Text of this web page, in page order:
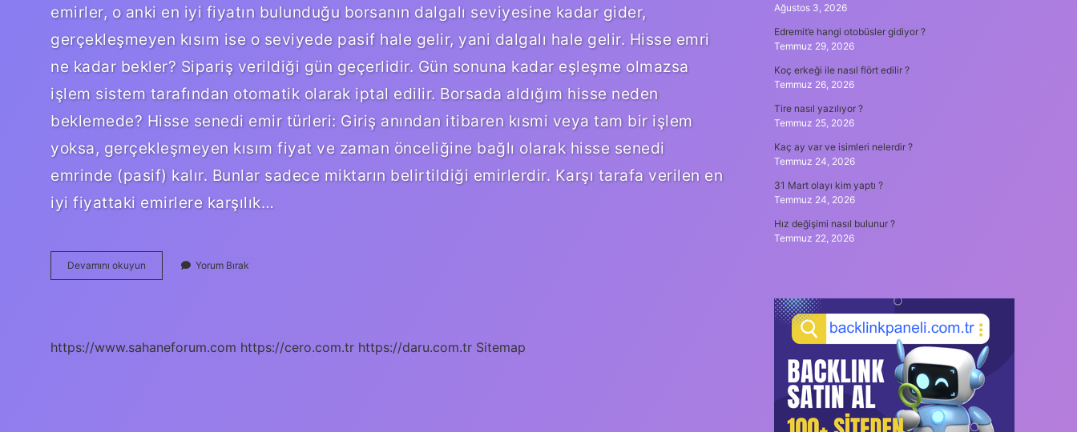
emirler, o anki en iyi fiyatın bulunduğu borsanın dalgalı seviyesine kadar gider,
gerçekleşmeyen kısım ise o seviyede pasif hale gelir, yani dalgalı hale gelir. Hisse emri
ne kadar bekler? Sipariş verildiği gün geçerlidir. Gün sonuna kadar eşleşme olmazsa
işlem sistem tarafından otomatik olarak iptal edilir. Borsada aldığım hisse neden
beklemede? Hisse senedi emir türleri: Giriş anından itibaren kısmi veya tam bir işlem
yoksa, gerçekleşmeyen kısım fiyat ve zaman önceliğine bağlı olarak hisse senedi
emrinde (pasif) kalır. Bunlar sadece miktarın belirtildiği emirlerdir. Karşı tarafa verilen en
iyi fiyattaki emirlere karşılık…
Devamını okuyun
Alış
Yorum Bırak
https://www.sahaneforum.com https://cero.com.tr https://daru.com.tr Sitemap
Ağustos 3, 2026
Edremit’e hangi otobüsler gidiyor ?
Temmuz 29, 2026
Koç erkeği ile nasıl flört edilir ?
Temmuz 26, 2026
Tire nasıl yazılıyor ?
Temmuz 25, 2026
Kaç ay var ve isimleri nelerdir ?
Temmuz 24, 2026
31 Mart olayı kim yaptı ?
Temmuz 24, 2026
Hız değişimi nasıl bulunur ?
Temmuz 22, 2026